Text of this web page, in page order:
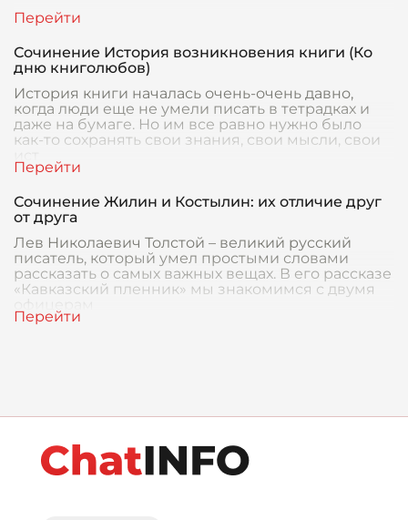
Сочинение История возникновения книги (Ко
дню книголюбов)
История книги началась очень-очень давно,
когда люди еще не умели писать в тетрадках и
даже на бумаге. Но им все равно нужно было
как-то сохранять свои знания, свои мысли, свои
Сочинение Жилин и Костылин: их отличие друг
от друга
Лев Николаевич Толстой – великий русский
писатель, который умел простыми словами
рассказать о самых важных вещах. В его рассказе
«Кавказский пленник» мы знакомимся с двумя